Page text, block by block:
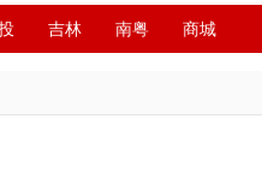
吉林 南粤 商城